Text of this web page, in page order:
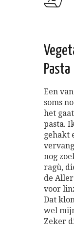
Pasta
Een
soms
het
pasta.
gehakt
nog
ragù,
de
voor
Dat
wel
Zeker